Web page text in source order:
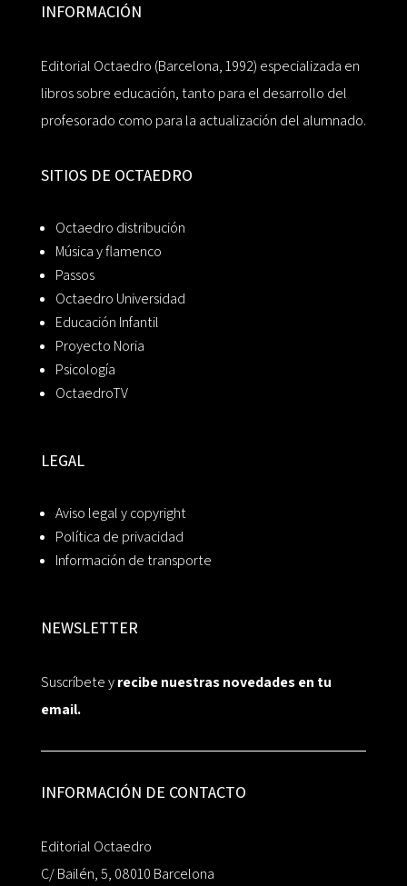
INFORMACIÓN
Editorial Octaedro (Barcelona, 1992) especializada en
libros sobre educación, tanto para el desarrollo del
profesorado como para la actualización del alumnado.
SITIOS DE OCTAEDRO
Octaedro distribución
Música y flamenco
Passos
Octaedro Universidad
Educación Infantil
Proyecto Noria
Psicología
OctaedroTV
LEGAL
Aviso legal y copyright
Política de privacidad
Información de transporte
NEWSLETTER
Suscríbete yrecibe nuestras novedades en tu
email.
INFORMACIÓN DE CONTACTO
Editorial Octaedro
C/ Bailén, 5, 08010 Barcelona